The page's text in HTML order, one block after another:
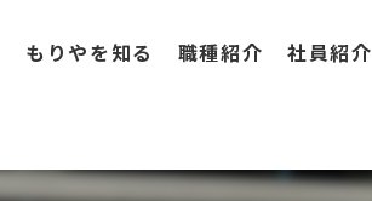
もりやを知る 職種紹介 社員紹介